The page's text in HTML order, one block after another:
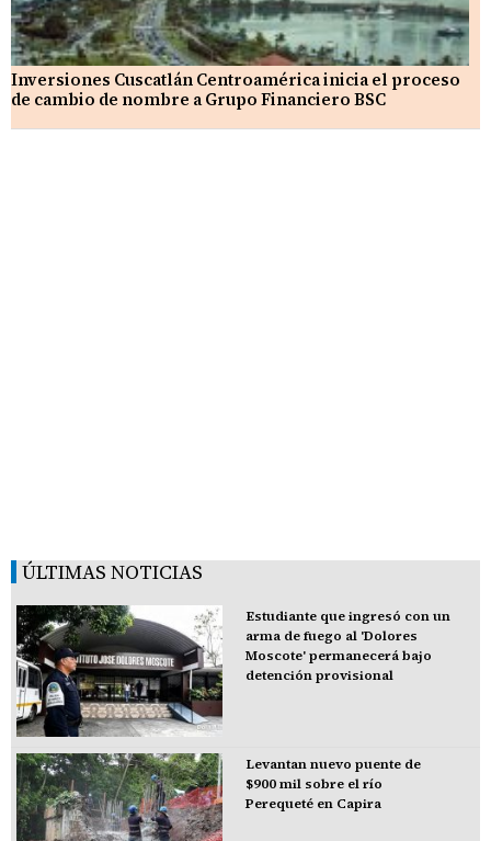
Inversiones Cuscatlán Centroamérica inicia el proceso
de cambio de nombre a Grupo Financiero BSC
ÚLTIMAS NOTICIAS
Estudiante que ingresó con un
arma de fuego al 'Dolores
Moscote' permanecerá bajo
detención provisional
Levantan nuevo puente de
$900 mil sobre el río
Perequeté en Capira